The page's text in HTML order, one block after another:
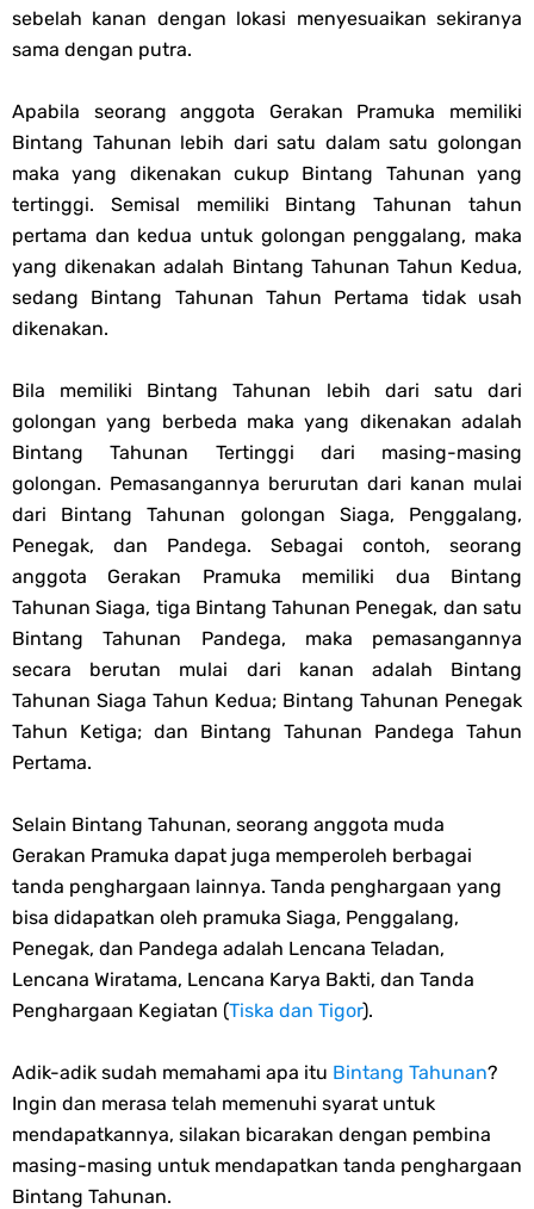
sebelah kanan dengan lokasi menyesuaikan sekiranya
sama dengan putra.
Apabila seorang anggota Gerakan Pramuka memiliki
Bintang Tahunan lebih dari satu dalam satu golongan
maka yang dikenakan cukup Bintang Tahunan yang
tertinggi. Semisal memiliki Bintang Tahunan tahun
pertama dan kedua untuk golongan penggalang, maka
yang dikenakan adalah Bintang Tahunan Tahun Kedua,
sedang Bintang Tahunan Tahun Pertama tidak usah
dikenakan.
Bila memiliki Bintang Tahunan lebih dari satu dari
golongan yang berbeda maka yang dikenakan adalah
Bintang Tahunan Tertinggi dari masing-masing
golongan. Pemasangannya berurutan dari kanan mulai
dari Bintang Tahunan golongan Siaga, Penggalang,
Penegak, dan Pandega. Sebagai contoh, seorang
anggota Gerakan Pramuka memiliki dua Bintang
Tahunan Siaga, tiga Bintang Tahunan Penegak, dan satu
Bintang Tahunan Pandega, maka pemasangannya
secara berutan mulai dari kanan adalah Bintang
Tahunan Siaga Tahun Kedua; Bintang Tahunan Penegak
Tahun Ketiga; dan Bintang Tahunan Pandega Tahun
Pertama.
Selain Bintang Tahunan, seorang anggota muda
Gerakan Pramuka dapat juga memperoleh berbagai
tanda penghargaan lainnya. Tanda penghargaan yang
bisa didapatkan oleh pramuka Siaga, Penggalang,
Penegak, dan Pandega adalah Lencana Teladan,
Lencana Wiratama, Lencana Karya Bakti, dan Tanda
Penghargaan Kegiatan (Tiska dan Tigor).
Adik-adik sudah memahami apa itu Bintang Tahunan?
Ingin dan merasa telah memenuhi syarat untuk
mendapatkannya, silakan bicarakan dengan pembina
masing-masing untuk mendapatkan tanda penghargaan
Bintang Tahunan.